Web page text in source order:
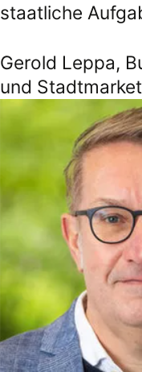
staatliche
Gerold Leppa,
und